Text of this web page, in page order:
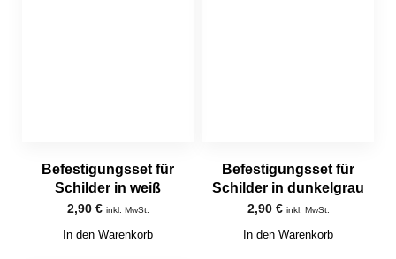
Befestigungsset für
Schilder in weiß
2,90 € inkl. MwSt.
In den Warenkorb
Befestigungsset für
Schilder in dunkelgrau
2,90 € inkl. MwSt.
In den Warenkorb